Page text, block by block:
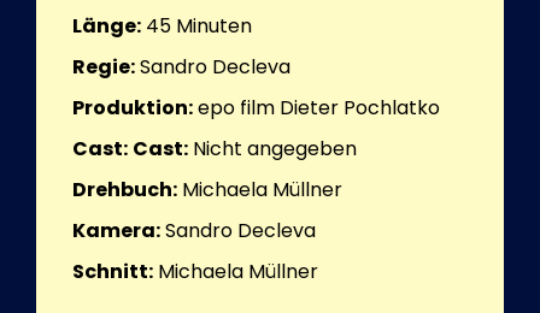
Länge: 45 Minuten
Regie:Sandro Decleva
Produktion:epo film Dieter Pochlatko
Cast: Cast: Nicht angegeben
Drehbuch: Michaela Müllner
Kamera:Sandro Decleva
Schnitt: Michaela Müllner